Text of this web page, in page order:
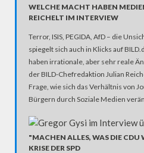
WELCHE MACHT HABEN
REICHELT IM INTERVIEW
Terror, ISIS, PEGIDA, AfD – die
spiegelt sich auch in Klicks auf
haben irrationale, aber sehr reale
der BILD-Chefredaktion Julian
Frage, wie sich das Verhältnis von
Bürgern durch Soziale Medien
"MACHEN ALLES, WAS DIE CDU
KRISE DER SPD